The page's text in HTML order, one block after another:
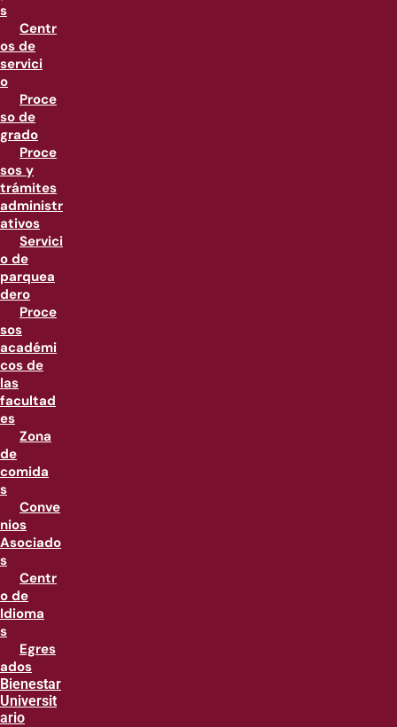
s
Centr
os de
servici
o
Proce
so de
grado
Proce
sos y
trámites
administr
ativos
Servici
o de
parquea
dero
Proce
sos
académi
cos de
las
facultad
es
Zona
de
comida
s
Conve
nios
Asociado
s
Centr
o de
Idioma
s
Egres
ados
Bienestar
Universit
ario